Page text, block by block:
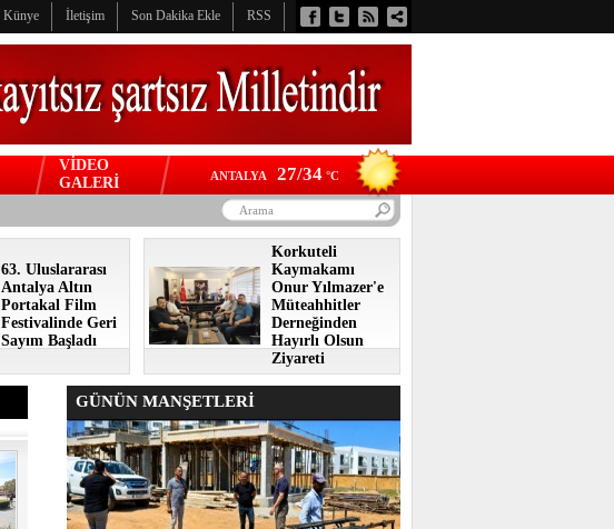
Künye İletişim Son Dakika Ekle RSS
VİDEO
GALERİ
ANTALYA 27/34 °C
63. Uluslararası
Antalya Altın
Portakal Film
Festivalinde Geri
Sayım Başladı
Korkuteli
Kaymakamı
Onur Yılmazer'e
Müteahhitler
Derneğinden
Hayırlı Olsun
Ziyareti
GÜNÜN MANŞETLERİ